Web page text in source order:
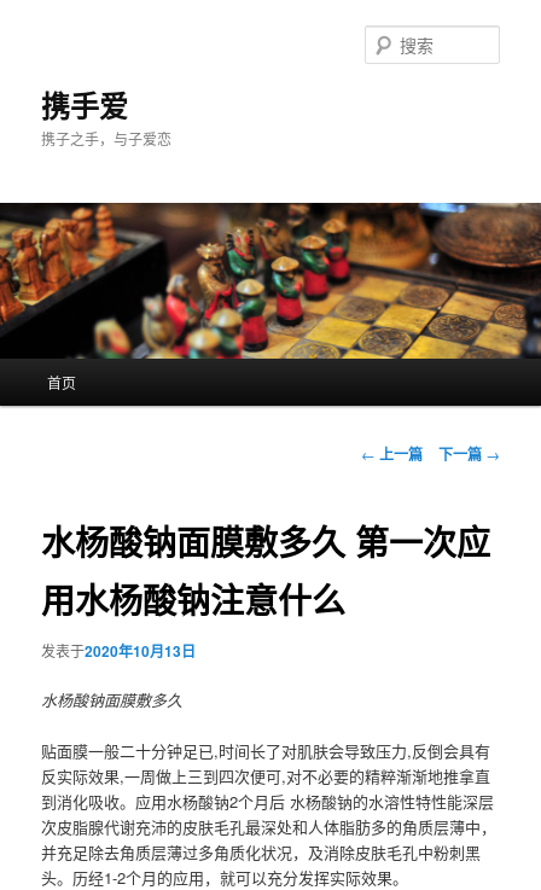
携手爱
携子之手，与子爱恋
索
首页
文
航
← 上一篇 下一篇 →
水杨酸钠面膜敷多久 第一次应
用水杨酸钠注意什么
发表于2020年10月13日
水杨酸钠面膜敷多久
贴面膜一般二十分钟足已,时间长了对肌肤会导致压力,反倒会具有
反实际效果,一周做上三到四次便可,对不必要的精粹渐渐地推拿直
到消化吸收。应用水杨酸钠2个月后 水杨酸钠的水溶性特性能深层
次皮脂腺代谢充沛的皮肤毛孔最深处和人体脂肪多的角质层薄中，
并充足除去角质层薄过多角质化状况，及消除皮肤毛孔中粉刺黑
头。历经1-2个月的应用，就可以充分发挥实际效果。